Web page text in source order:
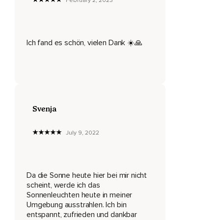
Du fühlst dich unendlich wohl,
Jede Zelle deines Körpers ist erfüllt vom Sonnenlicht,
Deine Reinheit,
Beginne deine Finger zu bewegen,
Ganz langsam,
Ganz sanft.
Ich fand es schön, vielen Dank ☀️🙏
Svenja
July 9, 2022
Da die Sonne heute hier bei mir nicht
scheint, werde ich das
Sonnenleuchten heute in meiner
Umgebung ausstrahlen. Ich bin
entspannt, zufrieden und dankbar